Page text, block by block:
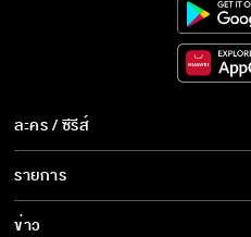
ละคร / ซีรีส์
ละคร/ซีรีส์
ซีรีส์นานาชาติ
รายการ
รายการทั้งหมด
ข่าว